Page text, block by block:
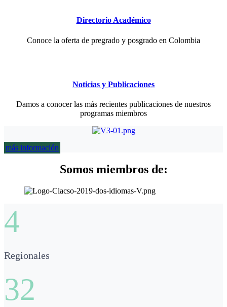
Directorio Académico
Conoce la oferta de pregrado y posgrado en Colombia
Noticias y Publicaciones
Damos a conocer las más recientes publicaciones de nuestros
programas miembros
más información
Somos miembros de:
4
Regionales
32